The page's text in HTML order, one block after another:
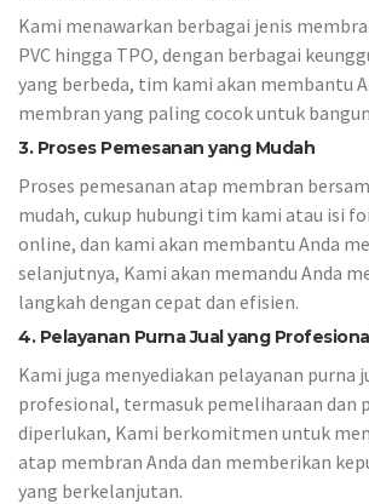
Kami menawarkan berbagai jenis
PVC hingga TPO, dengan berbagai
yang berbeda, tim kami akan membantu
membran yang paling cocok untuk
3. Proses Pemesanan yang Mudah
Proses pemesanan atap membran
mudah, cukup hubungi tim kami atau isi
online, dan kami akan membantu Anda
selanjutnya, Kami akan memandu Anda
langkah dengan cepat dan efisien.
4. Pelayanan Purna Jual yang
Kami juga menyediakan pelayanan purna
profesional, termasuk pemeliharaan dan
diperlukan, Kami berkomitmen untuk
atap membran Anda dan memberikan
yang berkelanjutan.